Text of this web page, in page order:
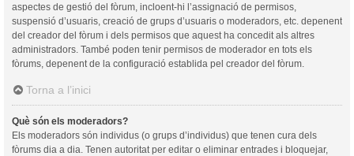
aspectes de gestió del fòrum, incloent-hi l’assignació de permisos,
suspensió d’usuaris, creació de grups d’usuaris o moderadors, etc. depenent
del creador del fòrum i dels permisos que aquest ha concedit als altres
administradors. També poden tenir permisos de moderador en tots els
fòrums, depenent de la configuració establida pel creador del fòrum.
Torna a l’inici
Què són els moderadors?
Els moderadors són individus (o grups d’individus) que tenen cura dels
fòrums dia a dia. Tenen autoritat per editar o eliminar entrades i bloquejar,